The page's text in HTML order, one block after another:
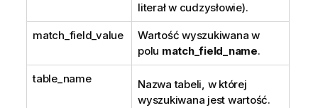
literał w cudzysłowie).
match_field_value
Wartość wyszukiwana w
polu match_field_name.
table_name
Nazwa tabeli, w której
wyszukiwana jest wartość.